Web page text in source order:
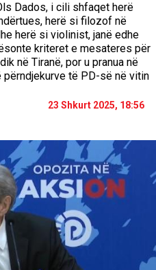
Dados, i cili shfaqet herë
herë si filozof në
herë si violinist, janë edhe
kriteret e mesateres për
në Tiranë, por u pranua në
të PD-së në vitin
23 Shkurt 2025, 18:56